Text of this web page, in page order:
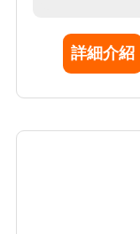
詳細介紹